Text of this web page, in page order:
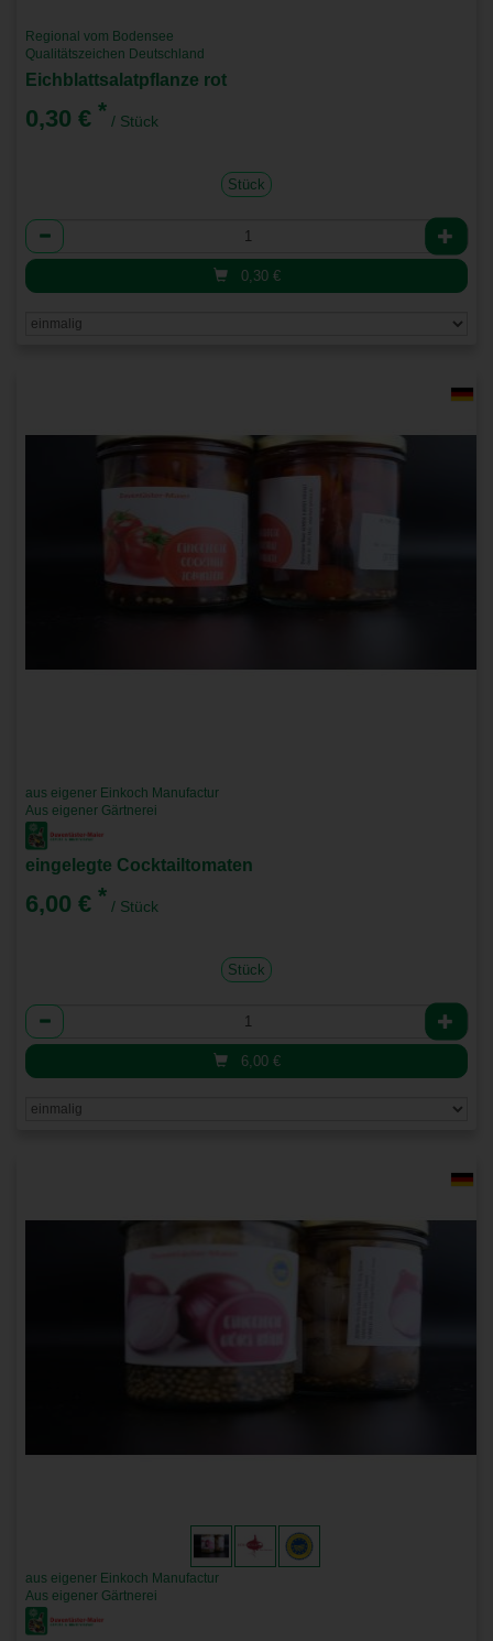
Regional vom Bodensee
Qualitätszeichen Deutschland
Eichblattsalatpflanze rot
0,30 € * / Stück
Stück
Anzahl
0,30 €
aus eigener Einkoch Manufactur
Aus eigener Gärtnerei
eingelegte Cocktailtomaten
6,00 € * / Stück
Stück
Anzahl
6,00 €
aus eigener Einkoch Manufactur
Aus eigener Gärtnerei